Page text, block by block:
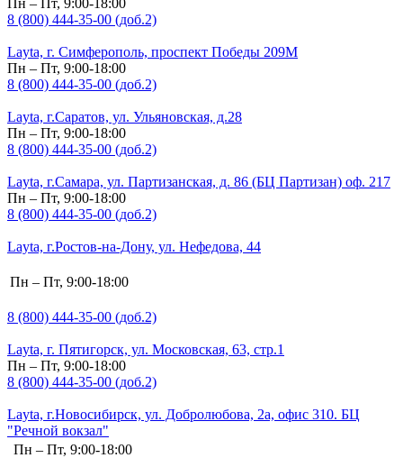
8 (800) 444-35-00 (доб.2)
Layta, г. Симферополь, проспект Победы 209М
Пн – Пт, 9:00-18:00
8 (800) 444-35-00 (доб.2)
Layta, г.Саратов, ул. Ульяновская, д.28
Пн – Пт, 9:00-18:00
8 (800) 444-35-00 (доб.2)
Layta, г.Самара, ул. Партизанская, д. 86 (БЦ Партизан) оф. 217
Пн – Пт, 9:00-18:00
8 (800) 444-35-00 (доб.2)
Layta, г.Ростов-на-Дону, ул. Нефедова, 44
Пн – Пт, 9:00-18:00
8 (800) 444-35-00 (доб.2)
Layta, г. Пятигорск, ул. Московская, 63, стр.1
Пн – Пт, 9:00-18:00
8 (800) 444-35-00 (доб.2)
Layta, г.Новосибирск, ул. Добролюбова, 2а, офис 310. БЦ
"Речной вокзал"
Пн – Пт, 9:00-18:00